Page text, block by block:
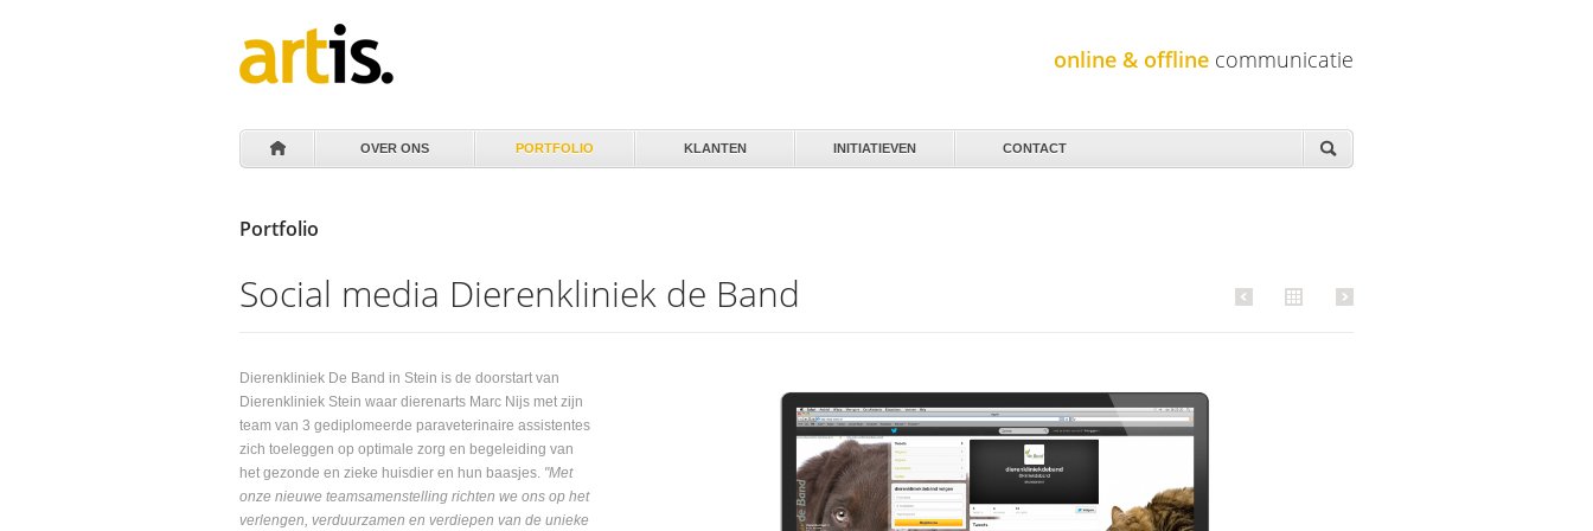
online & offline communicatie
Portfolio
Social media Dierenkliniek de Band
Dierenkliniek De Band in Stein is de doorstart van
Dierenkliniek Stein waar dierenarts Marc Nijs met zijn
team van 3 gediplomeerde paraveterinaire assistentes
zich toeleggen op optimale zorg en begeleiding van
het gezonde en zieke huisdier en hun baasjes. "Met
onze nieuwe teamsamenstelling richten we ons op het
verlengen, verduurzamen en verdiepen van de unieke
OVER ONS PORTFOLIO KLANTEN INITIATIEVEN CONTACT